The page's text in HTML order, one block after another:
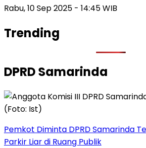
Rabu, 10 Sep 2025 - 14:45 WIB
Trending
DPRD Samarinda
Pemkot Diminta DPRD Samarinda
Parkir Liar di Ruang Publik